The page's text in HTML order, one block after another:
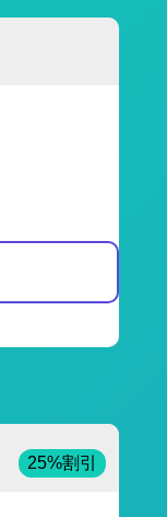
25%割引